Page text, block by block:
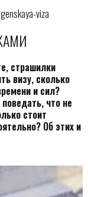
viza
страшилки
визу, сколько
и сил?
что не
стоит
Об этих и